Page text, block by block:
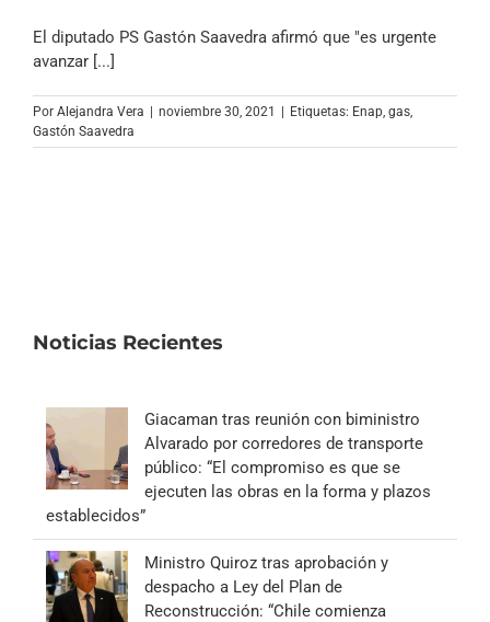
El diputado PS Gastón Saavedra afirmó que "es urgente
avanzar [...]
Por Alejandra Vera | noviembre 30, 2021 | Etiquetas: Enap gas
Gastón Saavedra
Noticias Recientes
Giacaman tras reunión con biministro
Alvarado por corredores de transporte
público: “El compromiso es que se
ejecuten las obras en la forma y plazos
establecidos”
Ministro Quiroz tras aprobación y
despacho a Ley del Plan de
Reconstrucción: “Chile comienza